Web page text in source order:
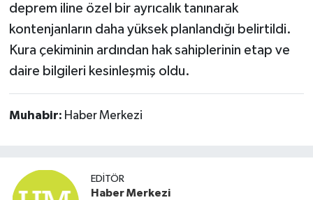
deprem iline özel bir ayrıcalık tanınarak
kontenjanların daha yüksek planlandığı belirtildi.
Kura çekiminin ardından hak sahiplerinin etap ve
daire bilgileri kesinleşmiş oldu.
Muhabir: Haber Merkezi
EDITÖR
Haber Merkezi
TEKNOLOJİ
Trend
VİZYONDAKİLER